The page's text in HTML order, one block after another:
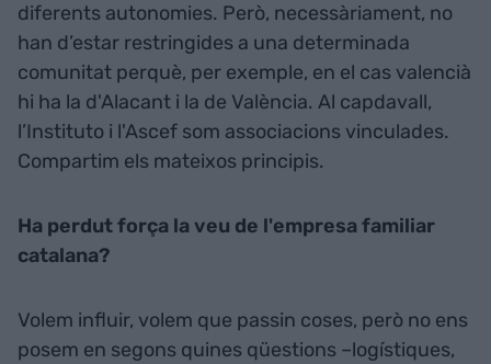
diferents autonomies. Però, necessàriament, no
han d’estar restringides a una determinada
comunitat perquè, per exemple, en el cas valencià
hi ha la d'Alacant i la de València. Al capdavall,
l’Instituto i l'Ascef som associacions vinculades.
Compartim els mateixos principis.
Ha perdut força la veu de l'empresa familiar
catalana?
Volem influir, volem que passin coses, però no ens
posem en segons quines qüestions –logístiques,